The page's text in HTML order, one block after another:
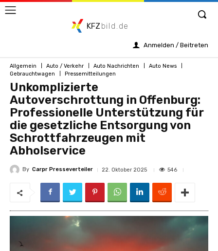
KFZ bild.de
Anmelden / Beitreten
Allgemein Auto / Verkehr Auto Nachrichten
Auto News
Gebrauchtwagen
Pressemitteilungen
Unkomplizierte
Autoverschrottung in Offenburg:
Professionelle Unterstützung für
die gesetzliche Entsorgung von
Schrottfahrzeugen mit
Abholservice
By Carpr Presseverteiler 22. Oktober 2025 546